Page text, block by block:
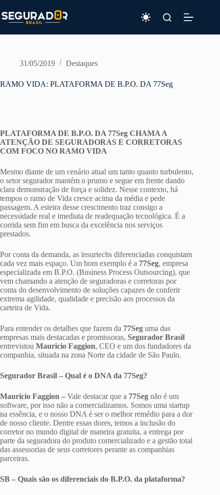
para
o
31/05/2019 Destaques
RAMO VIDA: PLATAFORMA DE B.P.O. DA 77Seg
PLATAFORMA DE B.P.O. DA 77Seg CHAMA A
ATENÇÃO DE SEGURADORAS E CORRETORAS
COM FOCO NO RAMO VIDA
Mesmo diante de um cenário atual um tanto quanto turbulento,
o setor segurador mantém o prumo e segue em frente dando
clara demonstração de força e solidez. Nesse contexto, há
tempos o ramo de Vida cresce acima da média e pede
passagem. A esteira desse crescimento traz consigo a
necessidade real e imediata de readequação tecnológica. É a
corrida sem fim em busca da excelência nos serviços
prestados.
Por conta da demanda, as insurtechs diferenciadas conquistam
cada vez mais espaço. Um bom exemplo é a 77Seg, empresa
especializada em B.P.O. (Business Process Outsourcing), que
vem chamando a atenção de seguradoras e corretoras por
conta do desenvolvimento de soluções capazes de conferir
extrema agilidade, qualidade e precisão aos processos da
carteira de Vida.
Para entender os detalhes que fazem da 77Seg uma das
empresas mais destacadas e promissoras, Segurador Brasil
entrevistou Mauricio Faggion, CEO e um dos fundadores da
companhia, situada na zona Norte da cidade de São Paulo.
Segurador Brasil – Qual é o DNA da 77Seg?
Mauricio Faggion – Vale destacar que a 77Seg não é um
software, por isso não a comercializamos. Somos uma startup
na essência, e o nosso DNA é ser o melhor remédio para a dor
de nosso cliente. Dentre essas dores, temos a inclusão do
corretor no mundo digital de maneira gratuita, a entrega por
parte da seguradora do produto comercializado e a gestão total
das assessorias de seus corretores perante as companhias
parceiras.
SB – Quais são os diferenciais do B.P.O. da plataforma?